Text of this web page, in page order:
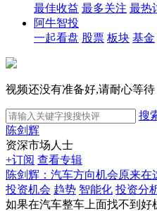
最佳收益 最多关注 最热
阿牛智投
一起看盘 股票 板块 基金
视频还没有准备好,请耐心等待
搜
陈剑辉
资深市场人士
+订阅 查看专辑
陈剑辉：汽车方向机会原来在
投资机会 趋势 智能化 投资分
如果在汽车整车上面找不到好